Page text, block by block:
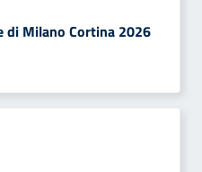
di Milano Cortina 2026